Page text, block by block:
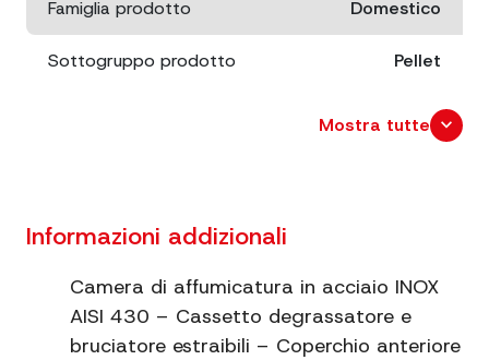
Famiglia prodotto Domestico
Sottogruppo prodotto Pellet
cm. 46x29
x 86
Peso lordo
Dimensioni imballo
cm. 94x51
x 16
Mostra tutte expand_more
Informazioni addizionali
Camera di affumicatura in acciaio INOX
AISI 430 – Cassetto degrassatore e
bruciatore estraibili – Coperchio anteriore